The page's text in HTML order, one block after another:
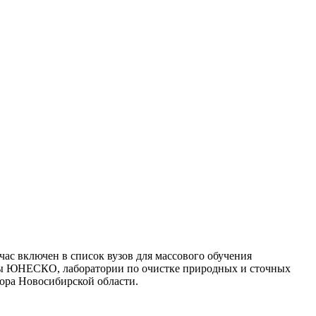
включен в список вузов для массового обучения
ЮНЕСКО, лаборатории по очистке природных и сточных
Новосибирской области.